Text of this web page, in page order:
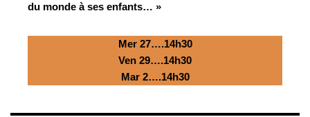
du monde à ses enfants… »
Mer 27….14h30
Ven 29….14h30
Mar 2….14h30